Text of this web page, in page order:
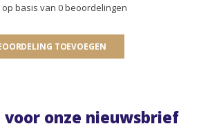
basis van 0 beoordelingen
TOEVOEGEN
voor onze nieuwsbrief